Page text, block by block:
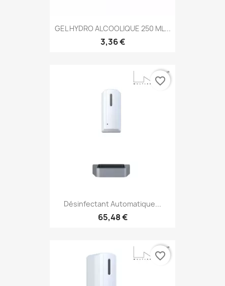
GEL HYDRO ALCOOLIQUE 250 ML...
3,36 €
Désinfectant Automatique...
65,48 €
favorite_border
favorite_border